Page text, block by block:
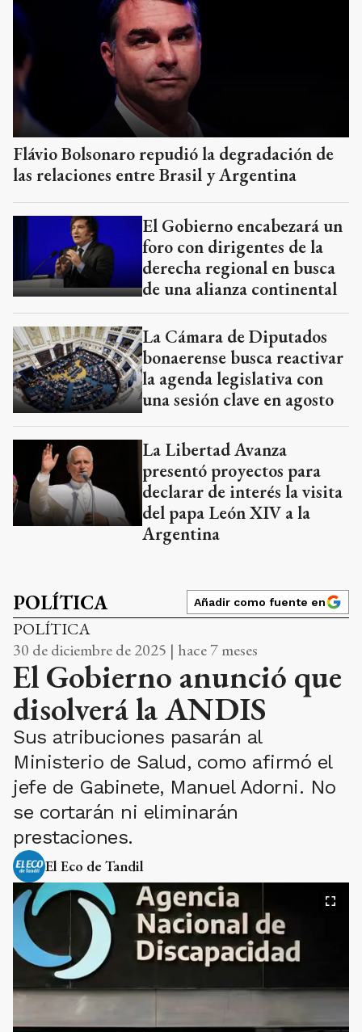
Flávio Bolsonaro repudió la degradación de
las relaciones entre Brasil y Argentina
El Gobierno encabezará un
foro con dirigentes de la
derecha regional en busca
de una alianza continental
La Cámara de Diputados
bonaerense busca reactivar
la agenda legislativa con
una sesión clave en agosto
La Libertad Avanza
presentó proyectos para
declarar de interés la visita
del papa León XIV a la
Argentina
POLÍTICA Añadir como fuente en
POLÍTICA
30 de diciembre de 2025 | hace 7 meses
El Gobierno anunció que
disolverá la ANDIS
Sus atribuciones pasarán al
Ministerio de Salud, como afirmó el
jefe de Gabinete, Manuel Adorni. No
se cortarán ni eliminarán
prestaciones.
El Eco de Tandil